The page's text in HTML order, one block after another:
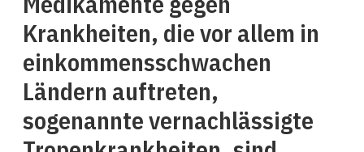
Krankheiten, die vor allem in
einkommensschwachen
Ländern auftreten,
sogenannte vernachlässigte